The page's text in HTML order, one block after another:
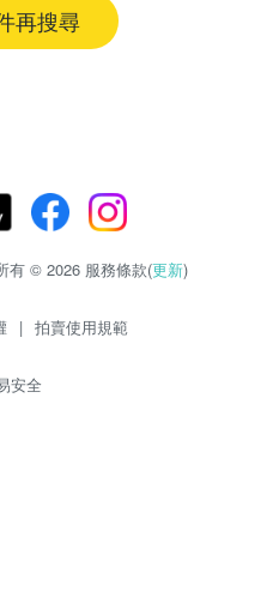
再搜尋
有 © 2026 服務條款(更新)
| 拍賣使用規範
安全